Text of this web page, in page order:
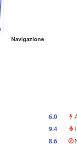
6.0
9.4
8.6